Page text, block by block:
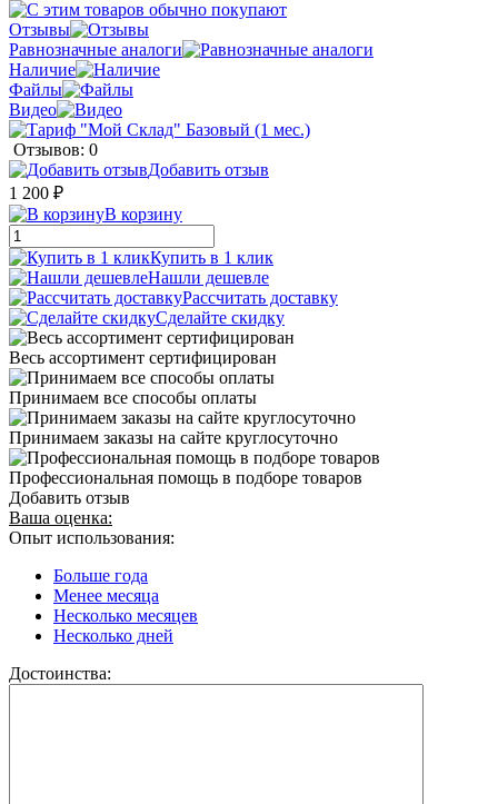
Отзывы
Равнозначные аналоги
Наличие
Файлы
Видео
Отзывов: 0
Добавить отзыв
1 200 ₽
В корзину
Купить в 1 клик
Нашли дешевле
Рассчитать доставку
Сделайте скидку
Весь ассортимент сертифицирован
Принимаем все способы оплаты
Принимаем заказы на сайте круглосуточно
Профессиональная помощь в подборе товаров
Добавить отзыв
Ваша оценка:
Опыт использования:
Больше года
Менее месяца
Несколько месяцев
Несколько дней
Достоинства: